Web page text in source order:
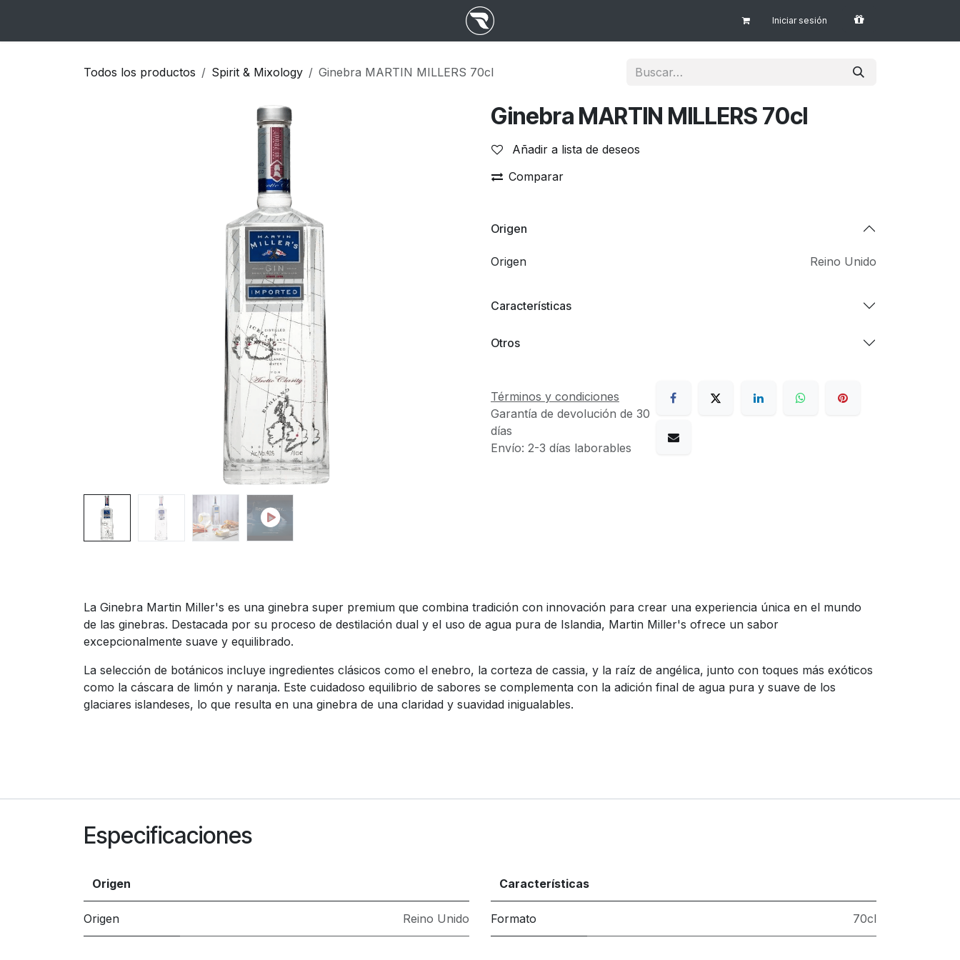
Iniciar sesión
Todos los productos Spirit & Mixology Ginebra MARTIN MILLERS 70cl
Ginebra MARTIN MILLERS 70cl
Añadir a lista de deseos
Comparar
Origen
Origen Reino Unido
Características
Otros
Términos y condiciones
Garantía de devolución de 30
días
Envío: 2-3 días laborables
La Ginebra Martin Miller's es una ginebra super premium que combina tradición con innovación para crear una experiencia única en el mundo
de las ginebras. Destacada por su proceso de destilación dual y el uso de agua pura de Islandia, Martin Miller's ofrece un sabor
excepcionalmente suave y equilibrado.
La selección de botánicos incluye ingredientes clásicos como el enebro, la corteza de cassia, y la raíz de angélica, junto con toques más exóticos
como la cáscara de limón y naranja. Este cuidadoso equilibrio de sabores se complementa con la adición final de agua pura y suave de los
glaciares islandeses, lo que resulta en una ginebra de una claridad y suavidad inigualables.
Especificaciones
Origen
Origen Reino Unido
Características
Formato 70cl